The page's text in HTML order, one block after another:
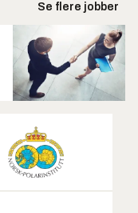
Se flere jobber